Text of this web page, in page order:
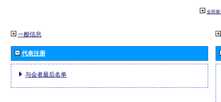
全部展
一般信息
代表注册
与会者最后名单